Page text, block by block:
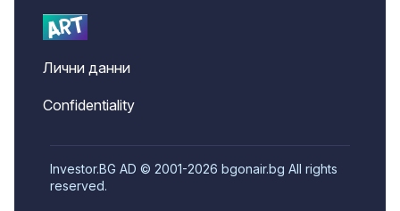
Лични данни
Confidentiality
Investor.BG AD © 2001-2026 bgonair.bg All rights
reserved.